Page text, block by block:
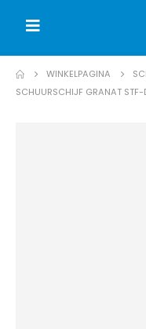
WINKELPAGINA
SCHUURSCHIJF GRANAT